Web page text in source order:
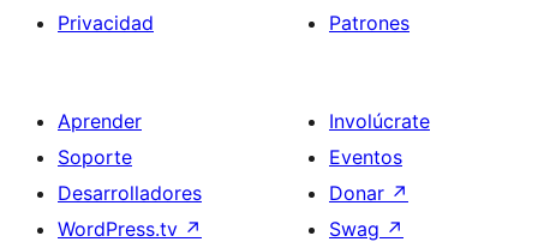
Privacidad
Patrones
Aprender
Soporte
Desarrolladores
WordPress.tv ↗
Involúcrate
Eventos
Donar ↗
Swag ↗